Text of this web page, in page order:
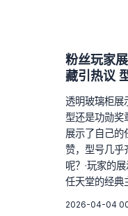
粉丝玩家
藏引热议
透明玻璃柜展
型还是功勋奖
展示了自己的
赞，型号几乎
呢？·玩家的
任天堂的经典
2026-04-04